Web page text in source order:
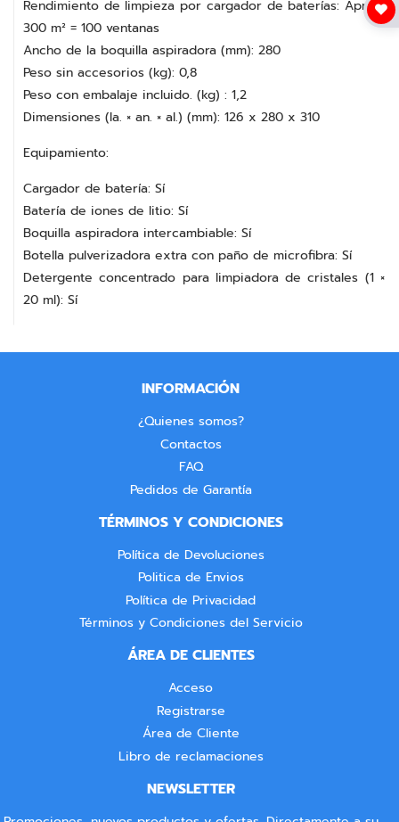
Rendimiento de limpieza por cargador de baterías: Aprox.
300 m² = 100 ventanas
Ancho de la boquilla aspiradora (mm): 280
Peso sin accesorios (kg): 0,8
Peso con embalaje incluido. (kg) : 1,2
Dimensiones (la. × an. × al.) (mm): 126 x 280 x 310
Equipamiento:
Cargador de batería: Sí
Batería de iones de litio: Sí
Boquilla aspiradora intercambiable: Sí
Botella pulverizadora extra con paño de microfibra: Sí
Detergente concentrado para limpiadora de cristales (1 ×
20 ml): Sí
INFORMACIÓN
¿Quienes somos?
Contactos
FAQ
Pedidos de Garantía
TÉRMINOS Y CONDICIONES
Política de Devoluciones
Politica de Envios
Política de Privacidad
Términos y Condiciones del Servicio
ÁREA DE CLIENTES
Acceso
Registrarse
Área de Cliente
Libro de reclamaciones
NEWSLETTER